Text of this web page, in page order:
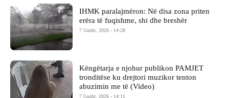
IHMK paralajmëron: Në disa zona priten
erëra të fuqishme, shi dhe breshër
7 Gusht, 2026 - 14:28
Këngëtarja e njohur publikon PAMJET
tronditëse ku drejtori muzikor tenton
abuzimin me të (Video)
7 Gusht, 2026 - 14:11